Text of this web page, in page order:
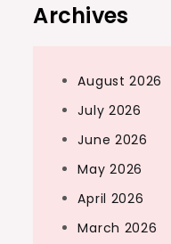
Archives
August 2026
July 2026
June 2026
May 2026
April 2026
March 2026